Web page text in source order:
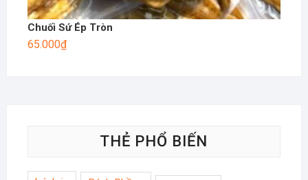
Chuối Sứ Ép Tròn
65.000₫
THẺ PHỔ BIẾN